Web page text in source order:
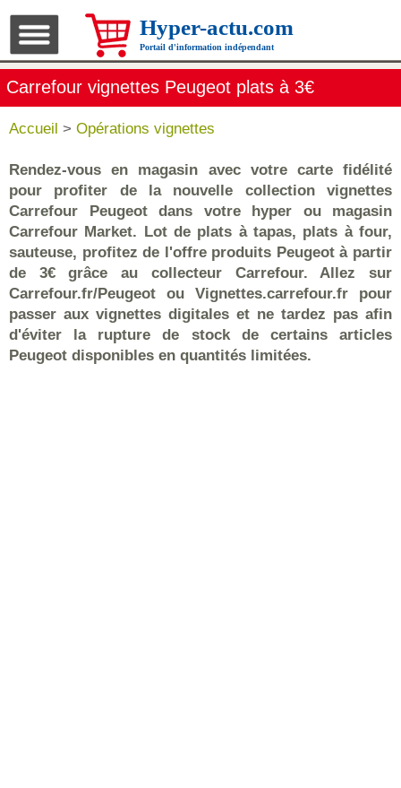
Hyper-actu.com
Portail d'information indépendant
Carrefour vignettes Peugeot plats à 3€
Accueil > Opérations vignettes
Rendez-vous en magasin avec votre carte fidélité
pour profiter de la nouvelle collection vignettes
Carrefour Peugeot dans votre hyper ou magasin
Carrefour Market. Lot de plats à tapas, plats à four,
sauteuse, profitez de l'offre produits Peugeot à partir
de 3€ grâce au collecteur Carrefour. Allez sur
Carrefour.fr/Peugeot ou Vignettes.carrefour.fr pour
passer aux vignettes digitales et ne tardez pas afin
d'éviter la rupture de stock de certains articles
Peugeot disponibles en quantités limitées.